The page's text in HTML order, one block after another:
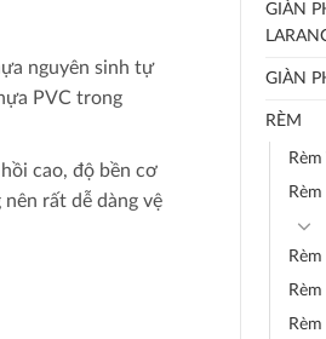
GIÀN
GIÀN
RÈM
Rèm
nguyên sinh tự
PVC trong
cao, độ bền cơ
nên rất dễ dàng vệ